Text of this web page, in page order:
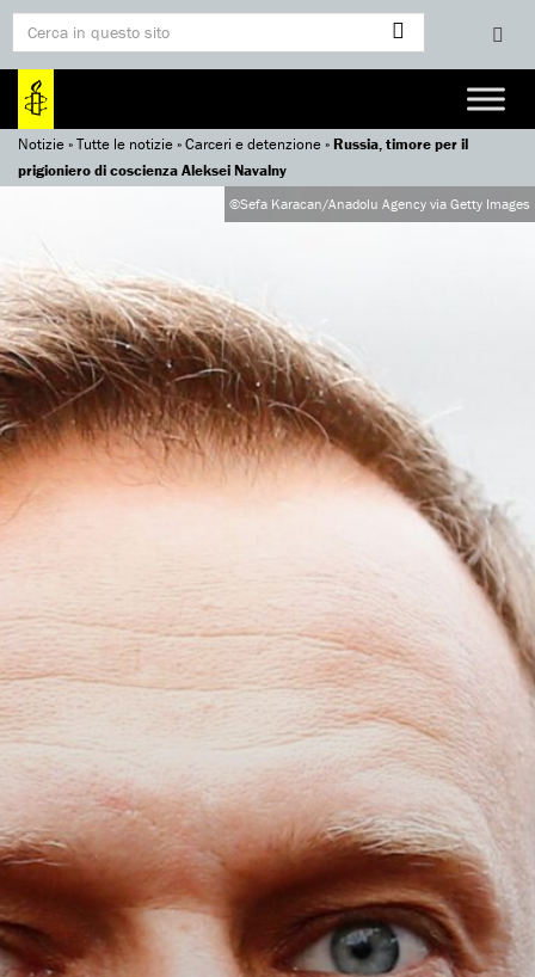
Notizie»Tutte le notizie»Carceri e detenzione»Russia, timore per il
prigioniero di coscienza Aleksei Navalny
©Sefa Karacan/Anadolu Agency via Getty Images